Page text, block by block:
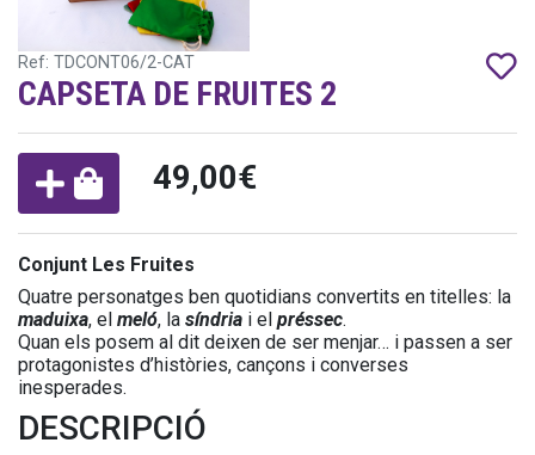
Ref: TDCONT06/2-CAT
CAPSETA DE FRUITES 2
49,00€
Conjunt Les Fruites
Quatre personatges ben quotidians convertits en titelles: la
maduixa, el meló, la síndria i el préssec.
Quan els posem al dit deixen de ser menjar… i passen a ser
protagonistes d’històries, cançons i converses
inesperades.
DESCRIPCIÓ